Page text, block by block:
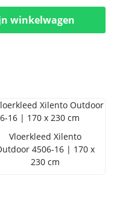
winkelwagen
Vloerkleed Xilento
4506-16 | 170 x
230 cm